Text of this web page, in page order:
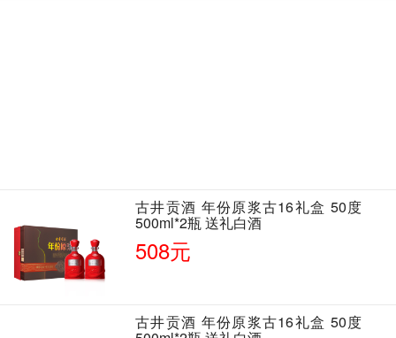
古井贡酒 年份原浆古16礼盒 50度
500ml*2瓶 送礼白酒
508元
古井贡酒 年份原浆古16礼盒 50度